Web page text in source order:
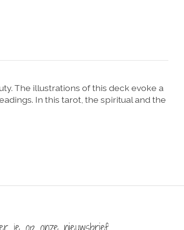
The illustrations of this deck evoke a
In this tarot, the spiritual and the